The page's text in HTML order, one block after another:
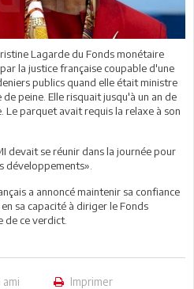
Lagarde du Fonds monétaire
la justice française coupable d'une
publics quand elle était ministre
peine. Elle risquait jusqu'à un an de
parquet avait requis la relaxe à son
devait se réunir dans la journée pour
développements».
a annoncé maintenir sa confiance
sa capacité à diriger le Fonds
de ce verdict.
Imprimer